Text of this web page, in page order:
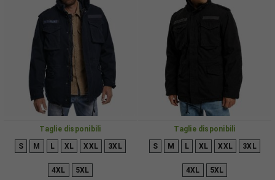
Taglie disponibili
S M L XL XXL 3XL
4XL 5XL
Taglie disponibili
S M L XL XXL 3XL
4XL 5XL